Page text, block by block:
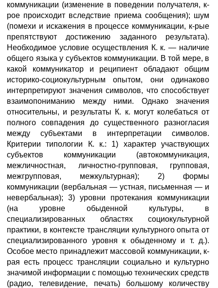
коммуникации (изменение в поведении получателя, к-
рое происходит вследствие приема сообщения); шум
(помехи и искажения в процессе коммуникации, к-рые
препятствуют достижению заданного результата).
Необходимое условие осуществления К. к. — наличие
общего языка у субъектов коммуникации. В той мере, в
какой коммуникатор и реципиент обладают общим
историко-социокультурным опытом, они одинаково
интерпретируют значения символов, что способствует
взаимопониманию между ними. Однако значения
относительны, и результаты К. к. могут колебаться от
полного совпадения до существенного разногласия
между субъектами в интерпретации символов.
Критерии типологии К. к.: 1) характер участвующих
субъектов коммуникации (автокоммуникация,
межличностная, личностно-групповая, групповая,
межгрупповая, межкультурная); 2) формы
коммуникации (вербальная — устная, письменная — и
невербальная); 3) уровни протекания коммуникации
(на уровне обыденной культуры, в
специализированных областях социокультурной
практики, в контексте трансляции культурного опыта от
специализированного уровня к обыденному и т. д.).
Особое место принадлежит массовой коммуникации, к-
рая есть процесс трансляции социально и культурно
значимой информации с помощью технических средств
(радио, телевидение, печать) большому количеству